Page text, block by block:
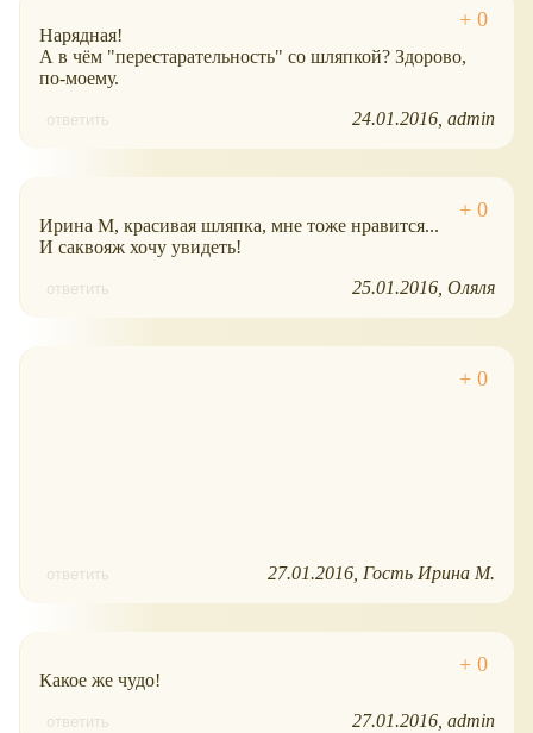
Нарядная!
А в чём "перестарательность" со шляпкой? Здорово,
по-моему.
ответить 24.01.2016 admin
Ирина М, красивая шляпка, мне тоже нравится...
И саквояж хочу увидеть!
ответить 25.01.2016 Оляля
ответить 27.01.2016 Гость Ирина М.
Какое же чудо!
ответить 27.01.2016 admin